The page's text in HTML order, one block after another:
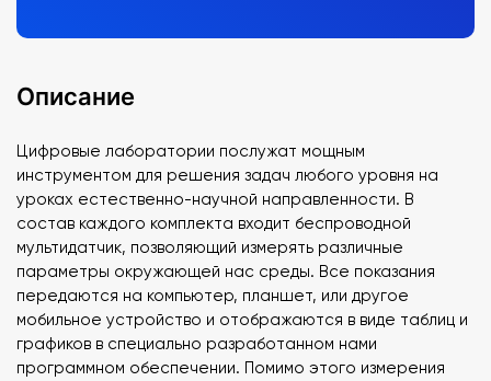
Описание
Цифровые лаборатории послужат мощным
инструментом для решения задач любого уровня на
уроках естественно-научной направленности. В
состав каждого комплекта входит беспроводной
мультидатчик, позволяющий измерять различные
параметры окружающей нас среды. Все показания
передаются на компьютер, планшет, или другое
мобильное устройство и отображаются в виде таблиц и
графиков в специально разработанном нами
программном обеспечении. Помимо этого измерения